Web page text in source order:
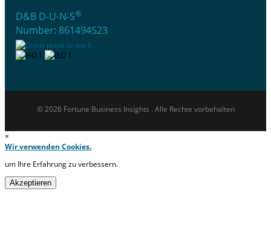
D&B D-U-N-S®
Number: 861494523
© 2026 Fortune Business Insights . Alle Rechte vorbehalten
×
Wir verwenden Cookies.
um Ihre Erfahrung zu verbessern.
Akzeptieren